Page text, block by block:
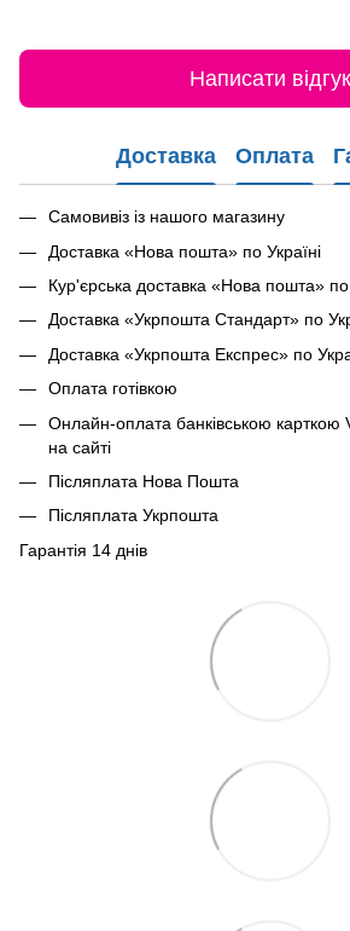
Написати відгук
Доставка Оплата
Самовивіз із нашого магазину
Доставка «Нова пошта» по Україні
Кур'єрська доставка «Нова пошта» по
Доставка «Укрпошта Стандарт» по
Доставка «Укрпошта Експрес» по
Оплата готівкою
Онлайн-оплата банківською карткою
на сайті
Післяплата Нова Пошта
Післяплата Укрпошта
Гарантія 14 днів